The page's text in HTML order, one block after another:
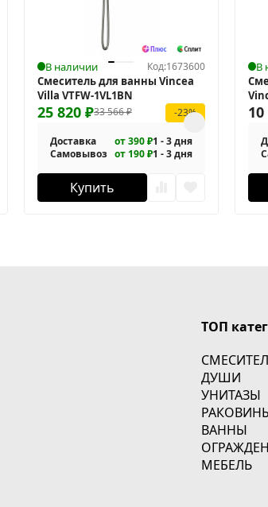
В наличии Код:1673600
Смеситель для ванны Vincea
Villa VTFW-1VL1BN
33 566₽
25 820 ₽ -23%
Доставка от 390 ₽1 - 3 дня
Самовывоз от 190 ₽1 - 3 дня
Купить
В
10
ТОП
ДУШИ
УНИТАЗЫ
ВАННЫ
МЕБЕЛЬ